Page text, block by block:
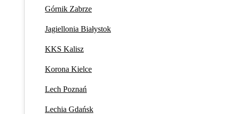
Górnik Zabrze
Jagiellonia Białystok
KKS Kalisz
Korona Kielce
Lech Poznań
Lechia Gdańsk